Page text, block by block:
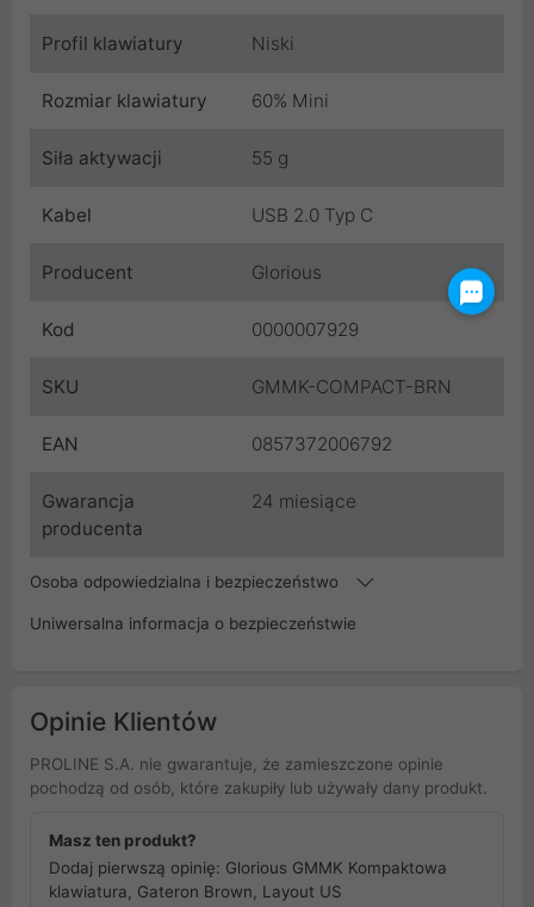
Profil klawiatury Niski
Rozmiar klawiatury 60% Mini
Siła aktywacji 55 g
Kabel USB 2.0 Typ C
Producent Glorious
Kod 0000007929
SKU GMMK-COMPACT-BRN
EAN 0857372006792
Gwarancja
producenta
24 miesiące
Osoba odpowiedzialna i bezpieczeństwo
Uniwersalna informacja o bezpieczeństwie
Opinie Klientów
PROLINE S.A. nie gwarantuje, że zamieszczone opinie
pochodzą od osób, które zakupiły lub używały dany produkt.
Masz ten produkt?
Dodaj pierwszą opinię: Glorious GMMK Kompaktowa
klawiatura, Gateron Brown, Layout US